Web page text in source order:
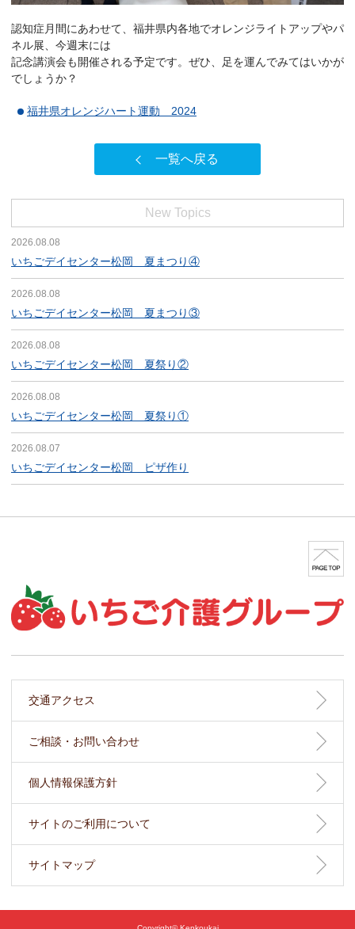
認知症月間にあわせて、福井県内各地でオレンジライトアップやパ
ネル展、今週末には
記念講演会も開催される予定です。ぜひ、足を運んでみてはいかが
でしょうか？
福井県オレンジハート運動 2024
一覧へ戻る
New Topics
2026.08.08
いちごデイセンター松岡 夏まつり④
2026.08.08
いちごデイセンター松岡 夏まつり③
2026.08.08
いちごデイセンター松岡 夏祭り②
2026.08.08
いちごデイセンター松岡 夏祭り①
2026.08.07
いちごデイセンター松岡 ピザ作り
交通アクセス
ご相談・お問い合わせ
個人情報保護方針
サイトのご利用について
サイトマップ